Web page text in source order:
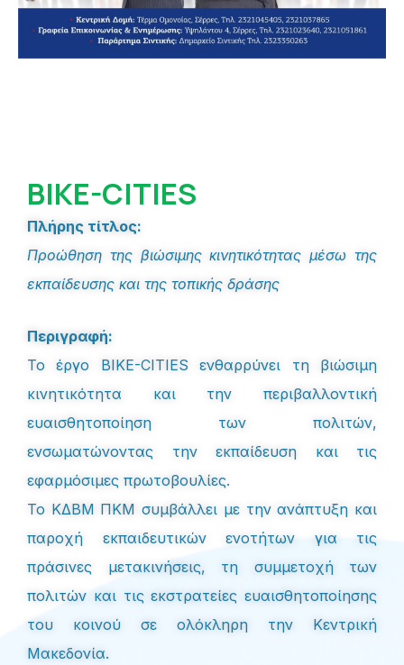
BIKE-CITIES
Πλήρης τίτλος:
Προώθηση της βιώσιμης κινητικότητας μέσω της
εκπαίδευσης και της τοπικής δράσης
Περιγραφή:
Το έργο BIKE-CITIES ενθαρρύνει τη βιώσιμη
κινητικότητα και την περιβαλλοντική
ευαισθητοποίηση των πολιτών,
ενσωματώνοντας την εκπαίδευση και τις
εφαρμόσιμες πρωτοβουλίες.
Το ΚΔΒΜ ΠΚΜ συμβάλλει με την ανάπτυξη και
παροχή εκπαιδευτικών ενοτήτων για τις
πράσινες μετακινήσεις, τη συμμετοχή των
πολιτών και τις εκστρατείες ευαισθητοποίησης
του κοινού σε ολόκληρη την Κεντρική
Μακεδονία.